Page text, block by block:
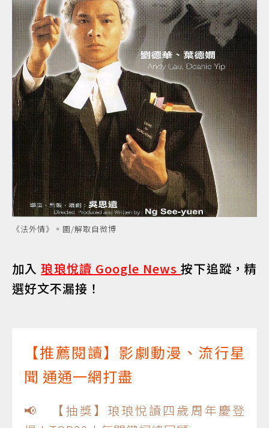
《法外情》。圖/解取自微博
加入琅琅悅讀 Google News按下追蹤，精
選好文不漏接！
【推薦閱讀】影劇動漫、流行星
聞 通通一網打盡
📢 【抽獎】琅琅悅讀四歲周年慶登